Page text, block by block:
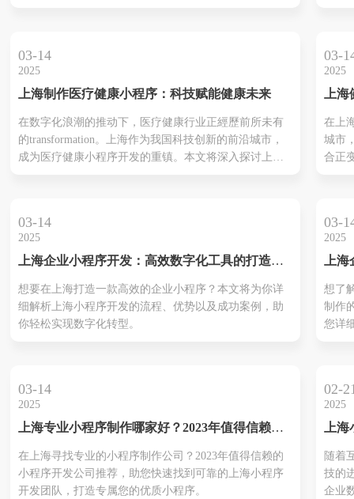
提升
验。
03-14
2025
上海制作医疗健康小程序：科技赋能健康未来
在数字化浪潮的推动下，医疗健康行业正經歷前所未有
的transformation。上海作为我国科技创新的前沿城市，
成为医疗健康小程序开发的重镇。本文将深入探讨上海
03-
2025
上海
生活
新体
在上
城市
合正
还通
了运
您深
您找
决方
03-14
2025
上海企业小程序开发：高效数字化工具的打造指
想要在上海打造一款高效的企业小程序？本文将为你详
细解析上海小程序开发的流程、优势以及成功案例，助
你轻松实现数字化转型。
03-
2025
上海
移动
想了
制作
您详
03-14
2025
上海专业小程序制作哪家好？2023年值得信赖的
在上海寻找专业的小程序制作公司？2023年值得信赖的
小程序开发公司推荐，助您快速找到可靠的上海小程序
开发团队，打造专属您的优质小程序。
02-
2025
上海
转型
新时
随着
技的
企业